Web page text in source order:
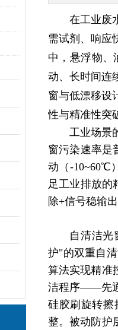
在工业废
需试剂、响应
中，悬浮物、
动、长时间连
窗与低漂移设
性与精准性突
工业场景
窗污染速率是
动（-10~60℃
足工业排放的
除+信号稳输
自清洁光
护"的双重自
算法实现精准
洁程序——先
硅胶刷旋转擦
整。被动防护